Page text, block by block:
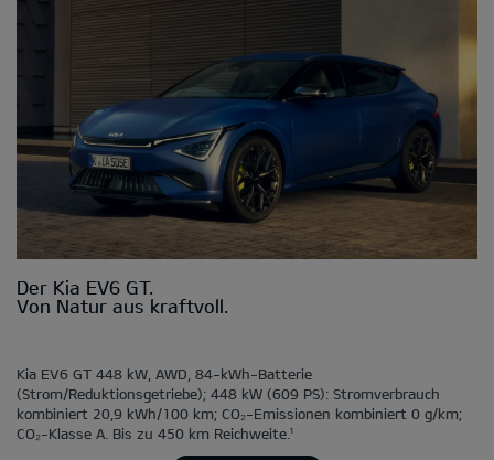
Der Kia EV6 GT.
Von Natur aus kraftvoll.
Kia EV6 GT 448 kW, AWD, 84-kWh-Batterie
(Strom/Reduktionsgetriebe); 448 kW (609 PS): Stromverbrauch
kombiniert 20,9 kWh/100 km; CO₂-Emissionen kombiniert 0 g/km;
CO₂-Klasse A. Bis zu 450 km Reichweite.¹